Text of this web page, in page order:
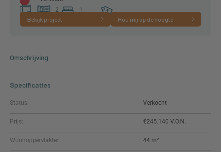
44 m²
2
kamer(s)
1
slaapkamer(s) A+++
Bekijk project Hou mij op de hoogte
Omschrijving
Specificaties
Status: Verkocht
Prijs: €245.140
Woonoppervlakte: 44 m²